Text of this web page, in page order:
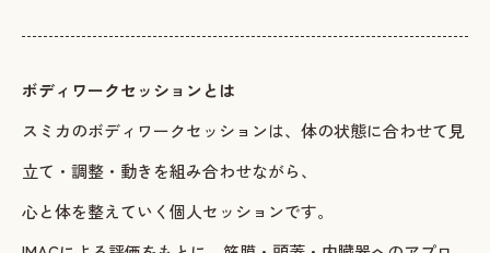
ボディワークセッションとは
スミカのボディワークセッションは、体の状態に合わせて見
立て・調整・動きを組み合わせながら、
心と体を整えていく個人セッションです。